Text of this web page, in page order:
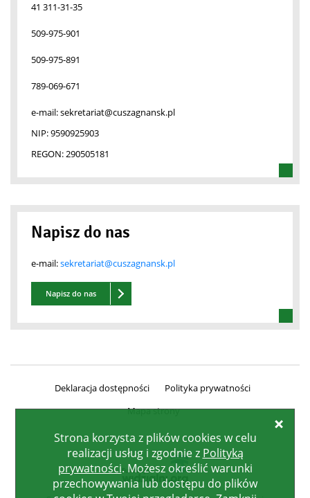
Strona korzysta z plikówcookies w celu
realizacji usług i zgodnie z Polityką
prywatności. Możesz określić warunki
przechowywania lub dostępu do plików
41 311-31-35
509-975-901
509-975-891
789-069-671
e-mail:sekretariat@cuszagnansk.pl
NIP:9590925903
REGON:290505181
Napisz do nas
e-mail:sekretariat@cuszagnansk.pl
Napisz do nas
Deklaracja dostępności
Polityka prywatności
Mapa strony